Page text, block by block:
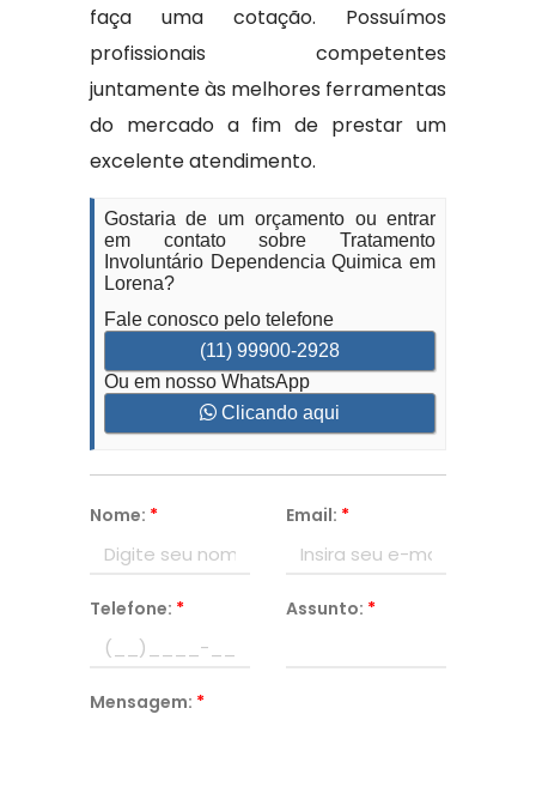
faça uma cotação. Possuímos
profissionais competentes
juntamente às melhores ferramentas
do mercado a fim de prestar um
excelente atendimento.
Gostaria de um orçamento ou entrar
em contato sobre Tratamento
Involuntário Dependencia Quimica em
Lorena?
Fale conosco pelo telefone
(11) 99900-2928
Ou em nosso WhatsApp
Clicando aqui
Nome: * Email: *
Telefone: * Assunto: *
Mensagem: *